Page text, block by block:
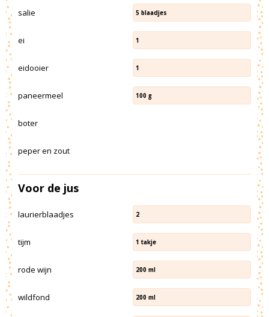
salie 5 blaadjes
ei 1
eidooier 1
paneermeel 100 g
boter
peper en zout
Voor de jus
laurierblaadjes 2
tijm 1 takje
rode wijn 200 ml
wildfond 200 ml